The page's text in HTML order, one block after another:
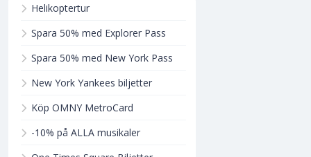
Helikoptertur
Spara 50% med Explorer Pass
Spara 50% med New York Pass
New York Yankees biljetter
Köp OMNY MetroCard
-10% på ALLA musikaler